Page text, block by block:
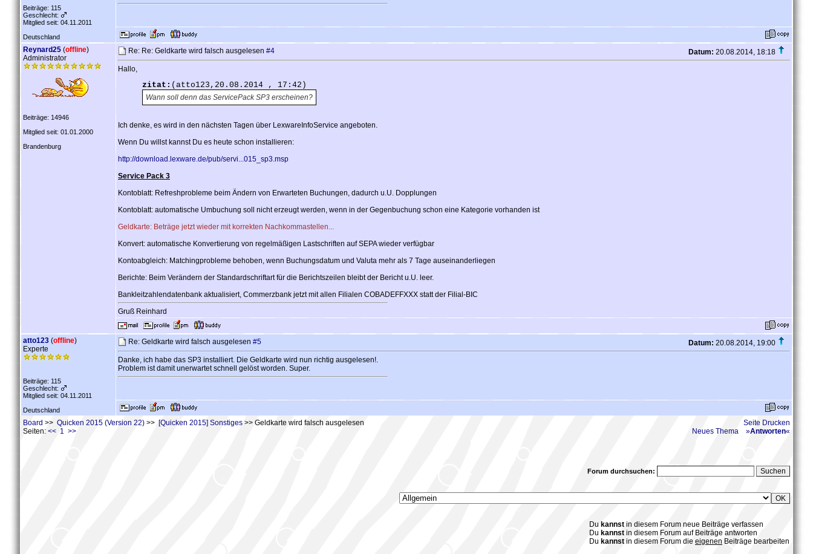
Beiträge: 115
Geschlecht:
Mitglied seit: 04.11.2011
Deutschland
Reynard25 (offline)
Administrator
Beiträge: 14946
Mitglied seit: 01.01.2000
Brandenburg
Re: Re: Geldkarte wird falsch ausgelesen #4 Datum: 20.08.2014, 18:18
Hallo,
zitat: (atto123,20.08.2014 , 17:42)
Wann soll denn das ServicePack SP3 erscheinen?
Ich denke, es wird in den nächsten Tagen über LexwareInfoService angeboten.
Wenn Du willst kannst Du es heute schon installieren:
http://download.lexware.de/pub/servi...015_sp3.msp
Service Pack 3
Kontoblatt: Refreshprobleme beim Ändern von Erwarteten Buchungen, dadurch u.U. Dopplungen
Kontoblatt: automatische Umbuchung soll nicht erzeugt werden, wenn in der Gegenbuchung schon eine Kategorie vorhanden ist
Geldkarte: Beträge jetzt wieder mit korrekten Nachkommastellen...
Konvert: automatische Konvertierung von regelmäßigen Lastschriften auf SEPA wieder verfügbar
Kontoabgleich: Matchingprobleme behoben, wenn Buchungsdatum und Valuta mehr als 7 Tage auseinanderliegen
Berichte: Beim Verändern der Standardschriftart für die Berichtszeilen bleibt der Bericht u.U. leer.
Bankleitzahlendatenbank aktualisiert, Commerzbank jetzt mit allen Filialen COBADEFFXXX statt der Filial-BIC
Gruß Reinhard
atto123 (offline)
Experte
Beiträge: 115
Geschlecht:
Mitglied seit: 04.11.2011
Deutschland
Re: Geldkarte wird falsch ausgelesen #5 Datum: 20.08.2014, 19:00
Danke, ich habe das SP3 installiert. Die Geldkarte wird nun richtig ausgelesen!.
Problem ist damit unerwartet schnell gelöst worden. Super.
Board >> Quicken 2015 (Version 22) >> [Quicken 2015] Sonstiges >> Geldkarte wird falsch ausgelesen
Seiten: << 1 >>
Seite Drucken
Neues Thema
»Antworten«
Forum durchsuchen:
Du kannst in diesem Forum neue Beiträge verfassen
Du kannst in diesem Forum auf Beiträge antworten
Du kannst in diesem Forum die eigenen Beiträge bearbeiten